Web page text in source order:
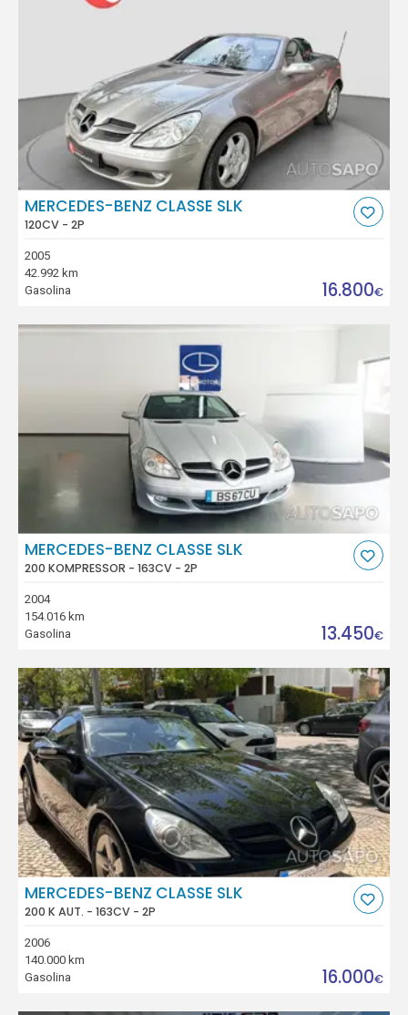
MERCEDES-BENZ CLASSE SLK
120CV - 2P
2005
42.992 km
Gasolina
16.800€
MERCEDES-BENZ CLASSE SLK
200 KOMPRESSOR - 163CV - 2P
2004
154.016 km
Gasolina
13.450€
MERCEDES-BENZ CLASSE SLK
200 K AUT. - 163CV - 2P
2006
140.000 km
Gasolina
16.000€